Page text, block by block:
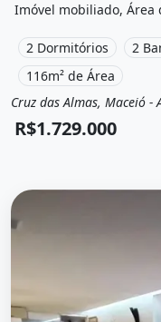
Imóvel mobiliado, Área
localizado em Cruz
R$1.729.000 e
2 Dormitórios 2
116m² de Área
Venda
Cruz das Almas, Maceió -
R$1.729.000